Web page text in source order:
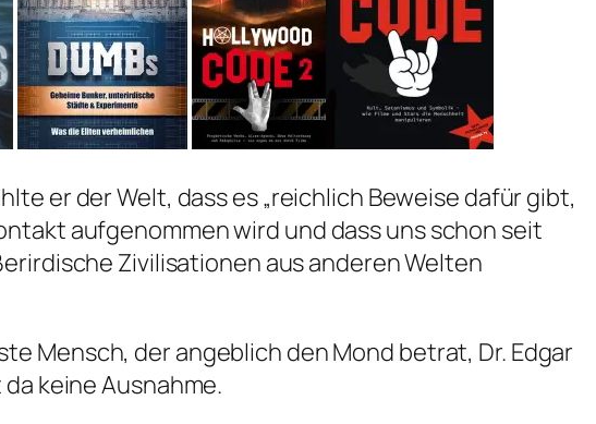
er der Welt, dass es „reichlich Beweise dafür gibt,
aufgenommen wird und dass uns schon seit
Zivilisationen aus anderen Welten
Mensch, der angeblich den Mond betrat, Dr. Edgar
keine Ausnahme.